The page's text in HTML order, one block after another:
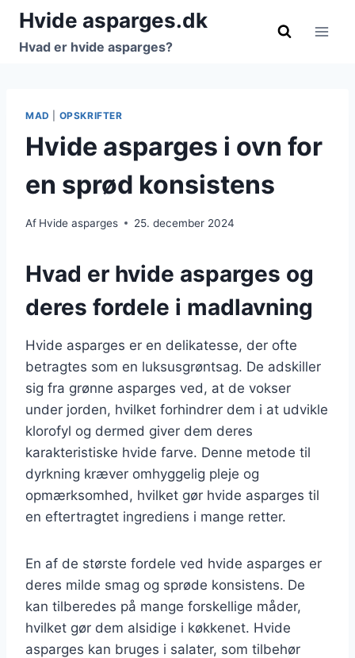
Fortsæt
indhold
Hvide asparges.dk
Hvad er hvide asparges?
MAD OPSKRIFTER
Hvide asparges i ovn for
en sprød konsistens
Af Hvide asparges 25. december 2024
Hvad er hvide asparges og
deres fordele i madlavning
Hvide asparges er en delikatesse, der ofte
betragtes som en luksusgrøntsag. De adskiller
sig fra grønne asparges ved, at de vokser
under jorden, hvilket forhindrer dem i at udvikle
klorofyl og dermed giver dem deres
karakteristiske hvide farve. Denne metode til
dyrkning kræver omhyggelig pleje og
opmærksomhed, hvilket gør hvide asparges til
en eftertragtet ingrediens i mange retter.
En af de største fordele ved hvide asparges er
deres milde smag og sprøde konsistens. De
kan tilberedes på mange forskellige måder,
hvilket gør dem alsidige i køkkenet. Hvide
asparges kan bruges i salater, som tilbehør